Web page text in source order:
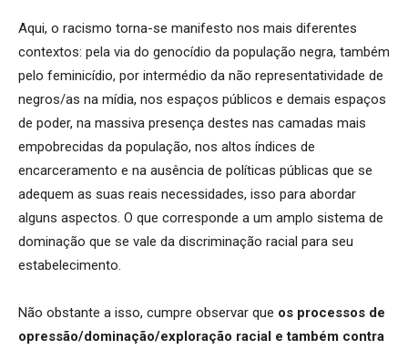
Aqui, o racismo torna-se manifesto nos mais diferentes
contextos: pela via do genocídio da população negra, também
pelo feminicídio, por intermédio da não representatividade de
negros/as na mídia, nos espaços públicos e demais espaços
de poder, na massiva presença destes nas camadas mais
empobrecidas da população, nos altos índices de
encarceramento e na ausência de políticas públicas que se
adequem as suas reais necessidades, isso para abordar
alguns aspectos. O que corresponde a um amplo sistema de
dominação que se vale da discriminação racial para seu
estabelecimento.
Não obstante a isso, cumpre observar que os processos de
opressão/dominação/exploração racial e também contra